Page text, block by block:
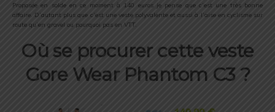
Proposée en solde en ce moment à 140 euros je pense que c’est une très bonne
affaire. D’autant plus que c’est une veste polyvalente et aussi à l’aise en cyclisme sur
route qu’en gravel ou pourquoi pas en VTT.
Où se procurer cette veste
Gore Wear Phantom C3 ?